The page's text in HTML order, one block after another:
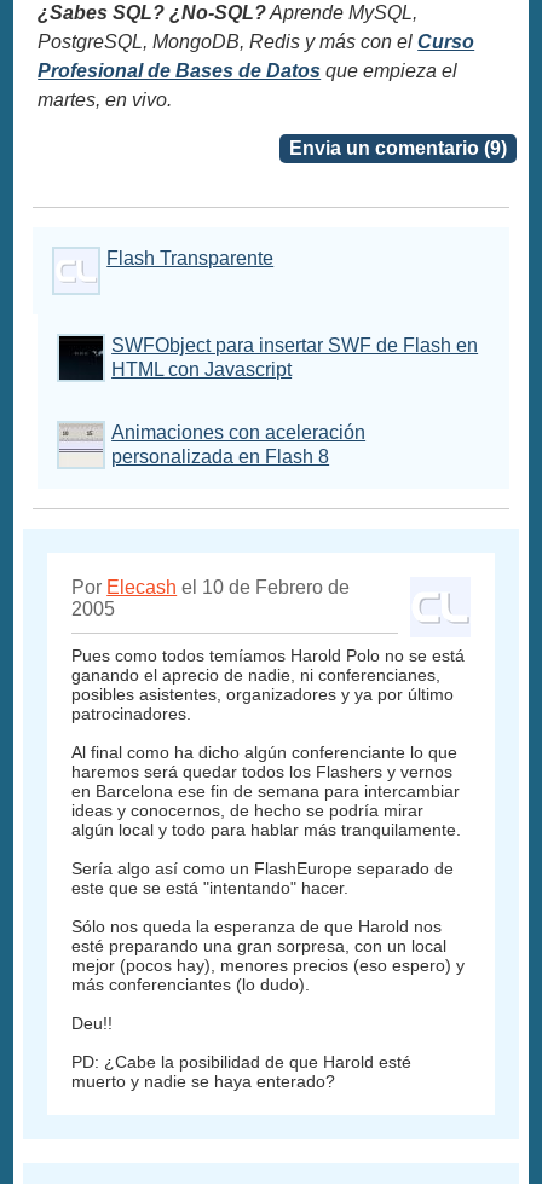
¿Sabes SQL? ¿No-SQL?Aprende MySQL,
PostgreSQL, MongoDB, Redis y más con elCurso
Profesional de Bases de Datos que empieza el
martes, en vivo.
Envia un comentario (9)
Flash Transparente
SWFObject para insertar SWF de Flash en
HTML con Javascript
Animaciones con aceleración
personalizada en Flash 8
Por Elecash el 10 de Febrero de
2005
Pues como todos temíamos Harold Polo no se está
ganando el aprecio de nadie, ni conferencianes,
posibles asistentes, organizadores y ya por último
patrocinadores.
Al final como ha dicho algún conferenciante lo que
haremos será quedar todos los Flashers y vernos
en Barcelona ese fin de semana para intercambiar
ideas y conocernos, de hecho se podría mirar
algún local y todo para hablar más tranquilamente.
Sería algo así como un FlashEurope separado de
este que se está "intentando" hacer.
Sólo nos queda la esperanza de que Harold nos
esté preparando una gran sorpresa, con un local
mejor (pocos hay), menores precios (eso espero) y
más conferenciantes (lo dudo).
Deu!!
PD: ¿Cabe la posibilidad de que Harold esté
muerto y nadie se haya enterado?